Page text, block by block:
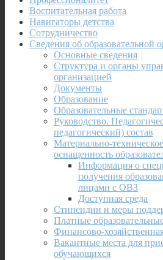
Воспитательная работа
Навигаторы детства
Сотрудничество
Сведения об образовательной
Основные сведения
Структура и органы
организацией
Документы
Образование
Образовательные
Руководство.
педагогический) состав
Материально-
оснащенность
Информация о
получения
лицами с ОВЗ
Доступная среда
Стипендии и меры
Платные
Финансово-
Вакантные места для
обучающихся